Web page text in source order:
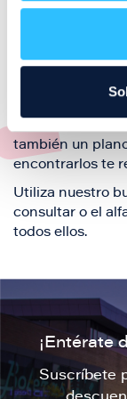
también de
tu visita.
El este
también un
encontrarlos te
Utiliza nuestro
consultar o el
todos ellos.
¡Entérate
Suscríbete